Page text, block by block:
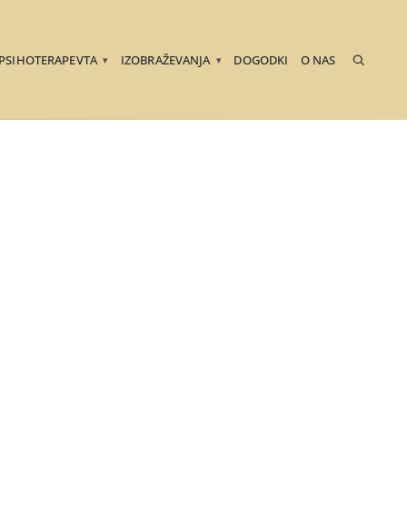
▾ IZOBRAŽEVANJA ▾ DOGODKI O NAS